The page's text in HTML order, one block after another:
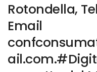
Rotondella,
Email